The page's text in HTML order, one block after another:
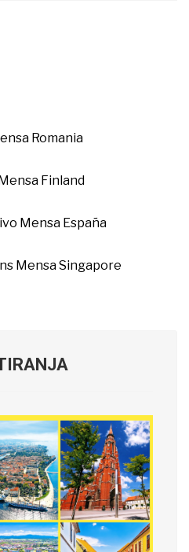
Romania
Finland
Mensa España
Mensa Singapore